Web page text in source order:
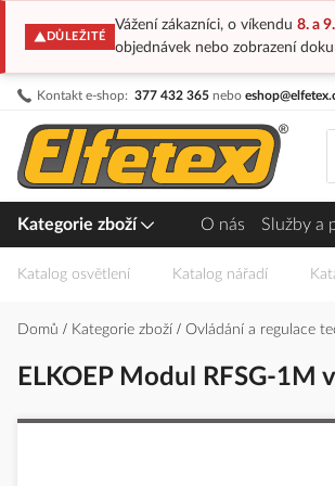
DŮLEŽITÉ
Vážení zákazníci, o víkendu 8. a
objednávek nebo zobrazení
Kontakt e-shop: 377 432 365 nebo
Přejít
obsah
Kategorie zboží O nás Služby a
Katalog osvětlení Katalog nářadí
Domů Kategorie zboží Ovládání a regulace
ELKOEP Modul RFSG-1M